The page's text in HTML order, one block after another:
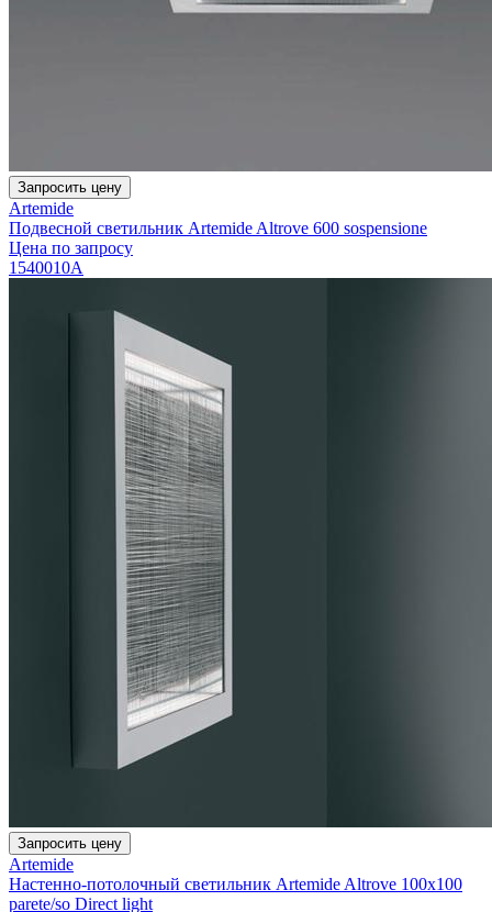
Запросить цену
Artemide
Подвесной светильник Artemide Altrove 600 sospensione
Цена по запросу
1540010A
Запросить цену
Artemide
Настенно-потолочный светильник Artemide Altrove 100х100
parete/so Direct light